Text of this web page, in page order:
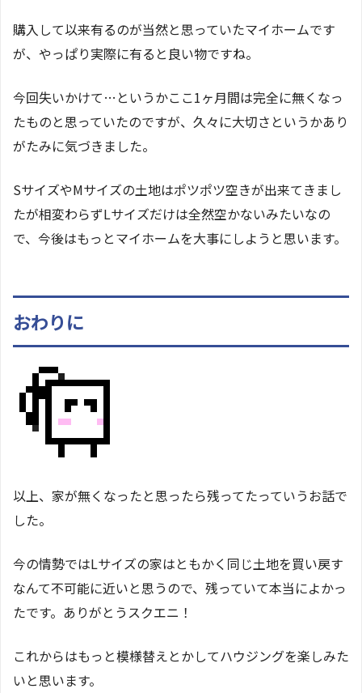
購入して以来有るのが当然と思っていたマイホームです
が、やっぱり実際に有ると良い物ですね。
今回失いかけて…というかここ1ヶ月間は完全に無くなっ
たものと思っていたのですが、久々に大切さというかあり
がたみに気づきました。
SサイズやMサイズの土地はポツポツ空きが出来てきまし
たが相変わらずLサイズだけは全然空かないみたいなの
で、今後はもっとマイホームを大事にしようと思います。
おわりに
以上、家が無くなったと思ったら残ってたっていうお話で
した。
今の情勢ではLサイズの家はともかく同じ土地を買い戻す
なんて不可能に近いと思うので、残っていて本当によかっ
たです。ありがとうスクエニ！
これからはもっと模様替えとかしてハウジングを楽しみた
いと思います。